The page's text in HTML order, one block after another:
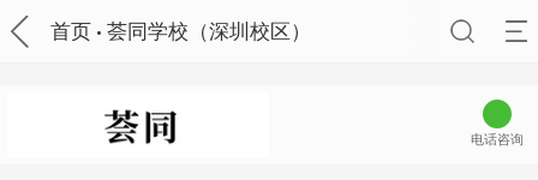
首页 荟同学校（深圳校区）
电话咨询